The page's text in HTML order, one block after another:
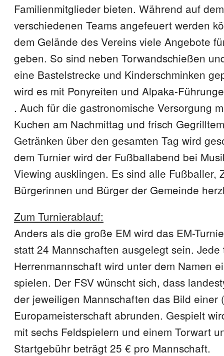
Familienmitglieder bieten. Während auf
verschiedenen Teams angefeuert werden
dem Gelände des Vereins viele Angebote
geben. So sind neben Torwandschießen
eine Bastelstrecke und Kinderschminken
wird es mit Ponyreiten und Alpaka-
. Auch für die gastronomische Versorgung
Kuchen am Nachmittag und frisch
Getränken über den gesamten Tag wird
dem Turnier wird der Fußballabend bei
Viewing ausklingen. Es sind alle Fußballer,
Bürgerinnen und Bürger der Gemeinde
Zum Turnierablauf:
Anders als die große EM wird das EM-
statt 24 Mannschaften ausgelegt sein.
Herrenmannschaft wird unter dem Namen
spielen. Der FSV wünscht sich, dass
der jeweiligen Mannschaften das Bild einer
Europameisterschaft abrunden. Gespielt
mit sechs Feldspielern und einem Torwart
Startgebühr beträgt 25 € pro Mannschaft.